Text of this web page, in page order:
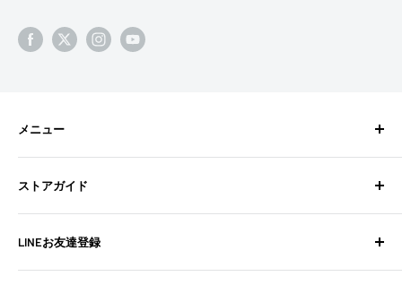
メニュー
検索
BixpyJetとは
BIXPY JETインストールガイド
フォトギャラリー
よくある質問
ストアガイド
よくある質問
お問い合わせ
配送ポリシー
LINEお友達登録